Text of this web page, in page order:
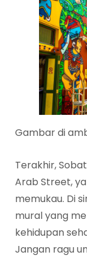
Gambar di
Terakhir,
Arab Street,
memukau. Di
mural yang
kehidupan
Jangan ragu